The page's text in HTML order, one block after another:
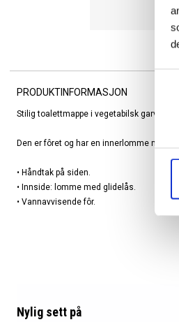
PRODUKTINFORMASJON
Stilig toalettmappe i vegetabilsk garvet
Den er fôret og har en innerlomme med
• Håndtak på siden.
• Innside: lomme med glidelås.
• Vannavvisende fôr.
Nylig sett på